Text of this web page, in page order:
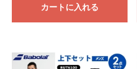
カートに入れる